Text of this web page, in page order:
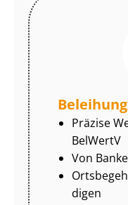
Präzise
BelWertV
Von
di­gen